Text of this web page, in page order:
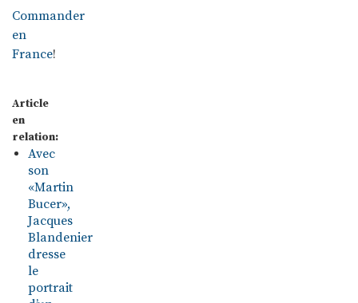
Commander
en
France!
Article
en
relation:
Avec
son
«Martin
Bucer»,
Jacques
Blandenier
dresse
le
portrait